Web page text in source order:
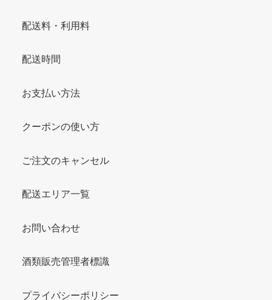
配送料・利用料
配送時間
お支払い方法
クーポンの使い方
ご注文のキャンセル
配送エリア一覧
お問い合わせ
酒類販売管理者標識
プライバシーポリシー